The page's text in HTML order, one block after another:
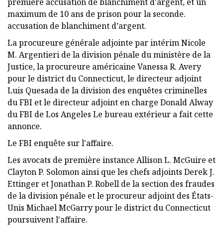
maximum de 10 ans de prison pour la seconde.
accusation de blanchiment d’argent.
La procureure générale adjointe par intérim Nicole
M. Argentieri de la division pénale du ministère de la
Justice, la procureure américaine Vanessa R. Avery
pour le district du Connecticut, le directeur adjoint
Luis Quesada de la division des enquêtes criminelles
du FBI et le directeur adjoint en charge Donald Alway
du FBI de Los Angeles Le bureau extérieur a fait cette
annonce.
Le FBI enquête sur l'affaire.
Les avocats de première instance Allison L. McGuire et
Clayton P. Solomon ainsi que les chefs adjoints Derek J.
Ettinger et Jonathan P. Robell de la section des fraudes
de la division pénale et le procureur adjoint des États-
Unis Michael McGarry pour le district du Connecticut
poursuivent l'affaire.